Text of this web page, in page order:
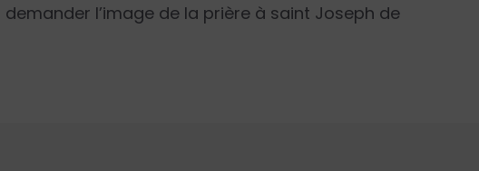
l’image de la prière à saint Joseph de